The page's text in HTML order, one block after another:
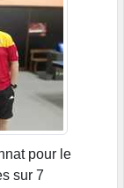
pour le
sur 7